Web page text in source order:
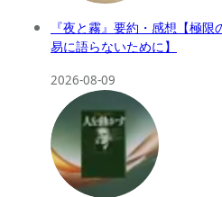
『夜と霧』要約・感想【極
易に語らないために】
2026-08-09